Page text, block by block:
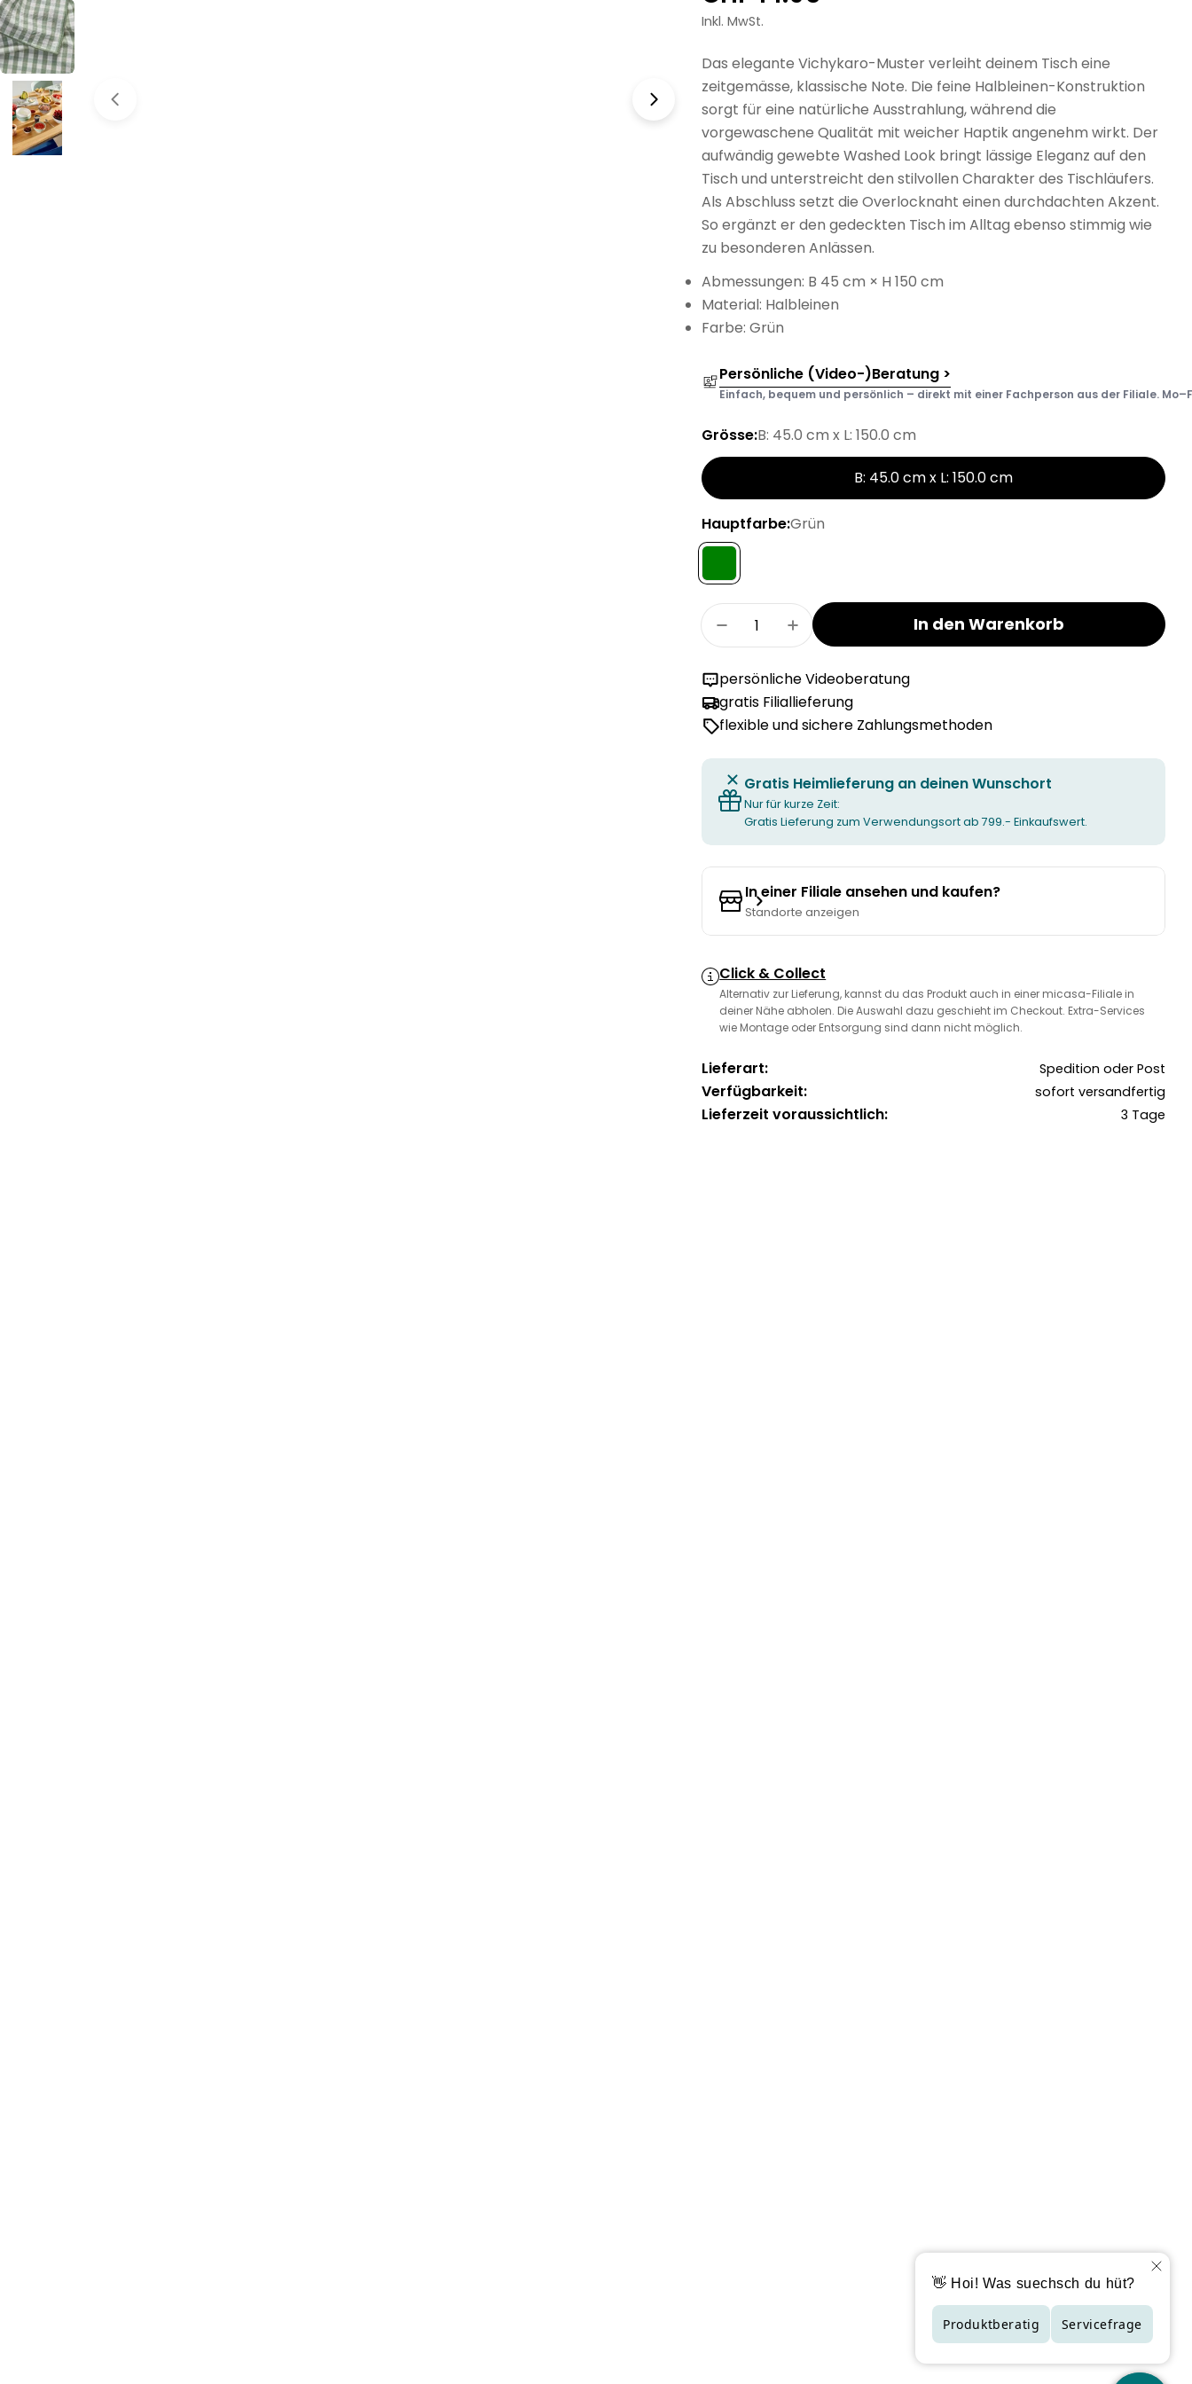
Preis
Inkl. MwSt.
Das elegante Vichykaro-Muster verleiht deinem Tisch eine
zeitgemässe, klassische Note. Die feine Halbleinen-Konstruktion
sorgt für eine natürliche Ausstrahlung, während die
vorgewaschene Qualität mit weicher Haptik angenehm wirkt. Der
aufwändig gewebte Washed Look bringt lässige Eleganz auf den
Tisch und unterstreicht den stilvollen Charakter des Tischläufers.
Als Abschluss setzt die Overlocknaht einen durchdachten Akzent.
So ergänzt er den gedeckten Tisch im Alltag ebenso stimmig wie
zu besonderen Anlässen.
Abmessungen: B 45 cm × H 150 cm
Material: Halbleinen
Farbe: Grün
Persönliche (Video-)Beratung >
Einfach, bequem und persönlich – direkt mit einer Fachperson aus der Filiale. Mo–Fr
Grösse:B: 45.0 cm x L: 150.0 cm
B: 45.0 cm x L: 150.0 cm
Hauptfarbe:Grün
Menge
Menge für AMIAS Tischläufer verringern
Menge für AMIAS Tischläufer erhöhen
In den Warenkorb
persönliche Videoberatung
gratis Filiallieferung
flexible und sichere Zahlungsmethoden
Gratis Heimlieferung an deinen Wunschort
Nur für kurze Zeit:
Gratis Lieferung zum Verwendungsort ab 799.- Einkaufswert.
In einer Filiale ansehen und kaufen?
Standorte anzeigen
Click & Collect
Alternativ zur Lieferung, kannst du das Produkt auch in einer micasa-Filiale in
deiner Nähe abholen. Die Auswahl dazu geschieht im Checkout. Extra-Services
wie Montage oder Entsorgung sind dann nicht möglich.
Lieferart: Spedition oder Post
Verfügbarkeit: sofort versandfertig
Lieferzeit voraussichtlich: 3 Tage